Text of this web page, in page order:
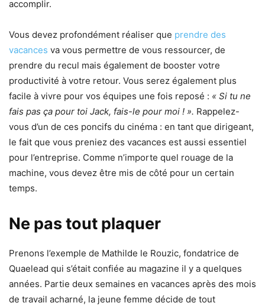
accomplir.
Vous devez profondément réaliser que prendre des
vacances va vous permettre de vous ressourcer, de
prendre du recul mais également de booster votre
productivité à votre retour. Vous serez également plus
facile à vivre pour vos équipes une fois reposé : « Si tu ne
fais pas ça pour toi Jack, fais-le pour moi ! ». Rappelez-
vous d’un de ces poncifs du cinéma : en tant que dirigeant,
le fait que vous preniez des vacances est aussi essentiel
pour l’entreprise. Comme n’importe quel rouage de la
machine, vous devez être mis de côté pour un certain
temps.
Ne pas tout plaquer
Prenons l’exemple de Mathilde le Rouzic, fondatrice de
Quaelead qui s’était confiée au magazine il y a quelques
années. Partie deux semaines en vacances après des mois
de travail acharné, la jeune femme décide de tout